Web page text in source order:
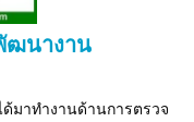
ฒนางาน
มาทำงานด้านการตรวจ